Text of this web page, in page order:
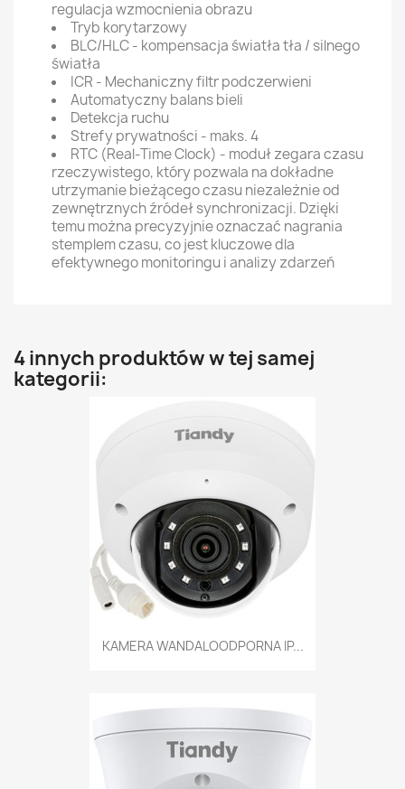
regulacja wzmocnienia obrazu
Tryb korytarzowy
BLC/HLC - kompensacja światła tła / silnego
światła
ICR - Mechaniczny filtr podczerwieni
Automatyczny balans bieli
Detekcja ruchu
Strefy prywatności - maks. 4
RTC (Real-Time Clock) - moduł zegara czasu
rzeczywistego, który pozwala na dokładne
utrzymanie bieżącego czasu niezależnie od
zewnętrznych źródeł synchronizacji. Dzięki
temu można precyzyjnie oznaczać nagrania
stemplem czasu, co jest kluczowe dla
efektywnego monitoringu i analizy zdarzeń
4 innych produktów w tej samej
kategorii:
KAMERA WANDALOODPORNA IP...